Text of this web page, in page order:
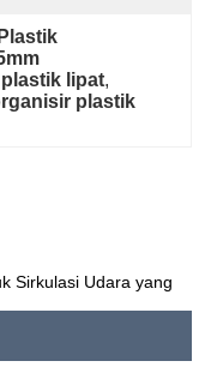
lipat,
plastik
Sirkulasi Udara yang